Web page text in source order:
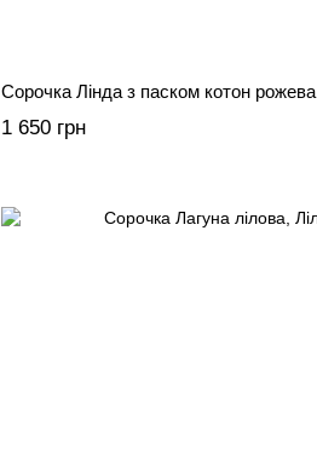
Сорочка Лінда з паском котон рожева
1 650 грн